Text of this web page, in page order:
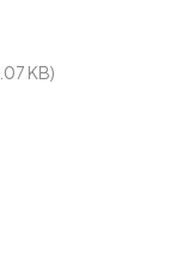
KB)